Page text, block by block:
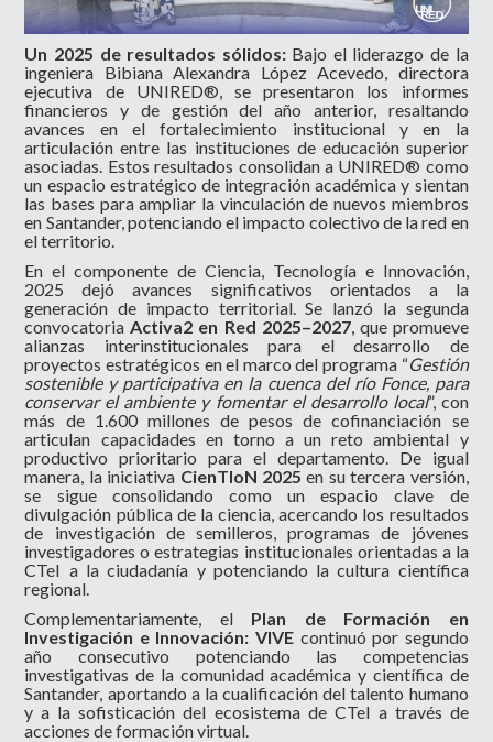
Un 2025 de resultados sólidos: Bajo el liderazgo de la
ingeniera Bibiana Alexandra López Acevedo, directora
ejecutiva de UNIRED®, se presentaron los informes
financieros y de gestión del año anterior, resaltando
avances en el fortalecimiento institucional y en la
articulación entre las instituciones de educación superior
asociadas. Estos resultados consolidan a UNIRED® como
un espacio estratégico de integración académica y sientan
las bases para ampliar la vinculación de nuevos miembros
en Santander, potenciando el impacto colectivo de la red en
el territorio.
En el componente de Ciencia, Tecnología e Innovación,
2025 dejó avances significativos orientados a la
generación de impacto territorial. Se lanzó la segunda
convocatoria Activa2 en Red 2025–2027, que promueve
alianzas interinstitucionales para el desarrollo de
proyectos estratégicos en el marco del programa “Gestión
sostenible y participativa en la cuenca del río Fonce, para
conservar el ambiente y fomentar el desarrollo local”, con
más de 1.600 millones de pesos de cofinanciación se
articulan capacidades en torno a un reto ambiental y
productivo prioritario para el departamento. De igual
manera, la iniciativa CienTIoN 2025 en su tercera versión,
se sigue consolidando como un espacio clave de
divulgación pública de la ciencia, acercando los resultados
de investigación de semilleros, programas de jóvenes
investigadores o estrategias institucionales orientadas a la
CTeI a la ciudadanía y potenciando la cultura científica
regional.
Complementariamente, el Plan de Formación en
Investigación e Innovación: VIVE continuó por segundo
año consecutivo potenciando las competencias
investigativas de la comunidad académica y científica de
Santander, aportando a la cualificación del talento humano
y a la sofisticación del ecosistema de CTeI a través de
acciones de formación virtual.